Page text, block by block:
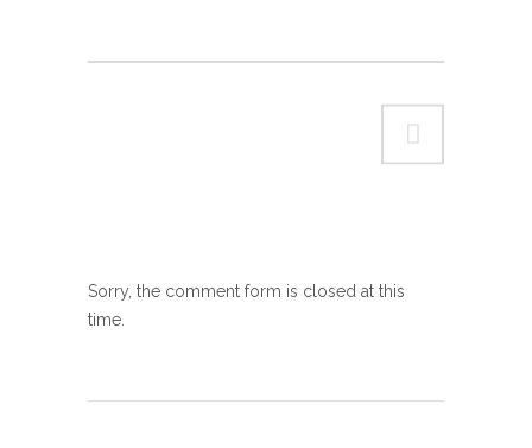
Sorry, the comment form is closed at this
time.